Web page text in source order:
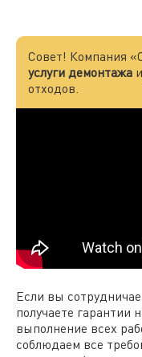
Совет! Компания
услуги демонтажа и
отходов.
Если вы
получаете гарантии
выполнение всех
соблюдаем все